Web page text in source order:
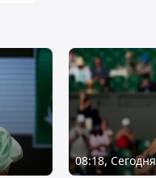
08:18, Сегодня